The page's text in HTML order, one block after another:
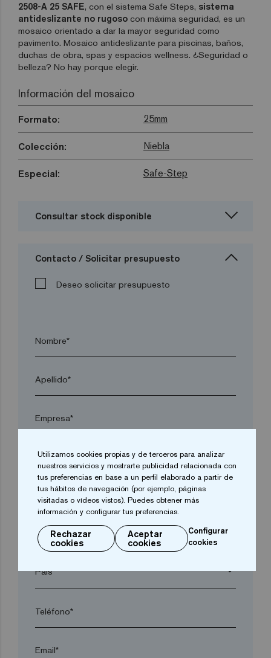
2508-A 25 SAFE, con el sistema Safe Steps, sistema
antideslizante no rugoso con máxima seguridad, es un
mosaico orientado a dar la mayor seguridad como
pavimento. Mosaico antideslizante para piscinas, baños,
duchas de obra, spas y espacios wellness. ¿Seguridad o
belleza? No hay porque elegir.
Información del mosaico
Formato: 25mm
Colección: Niebla
Especial: Safe-Step
Consultar stock disponible
Contacto / Solicitar presupuesto
Deseo solicitar presupuesto
Nombre*
Apellido*
Empresa*
arrow_drop_down
Localidad*
Código postal*
arrow_drop_down
Teléfono*
Email*
Utilizamos cookies propias y de terceros para analizar
nuestros servicios y mostrarte publicidad relacionada con
tus preferencias en base a un perfil elaborado a partir de
tus hábitos de navegación (por ejemplo, páginas
visitadas o vídeos vistos). Puedes obtener más
información y configurar tus preferencias.
Rechazar
cookies
Aceptar
cookies
Configurar
cookies